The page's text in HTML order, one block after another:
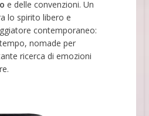
e delle convenzioni. Un
lo spirito libero e
contemporaneo:
nomade per
ricerca di emozioni